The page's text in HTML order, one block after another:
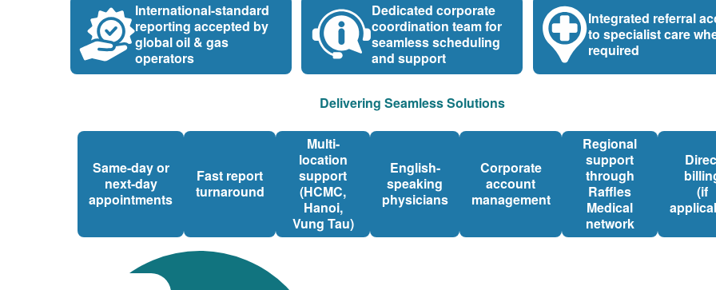
International-standard
reporting accepted by
global oil & gas
operators
Dedicated corporate
coordination team for
seamless scheduling
and support
Integrated referral
to specialist care
required
Delivering Seamless Solutions
Same-day or
next-day
appointments
Fast report
turnaround
Multi-
location
support
(HCMC,
Hanoi,
Vung Tau)
English-
speaking
physicians
Corporate
account
management
Regional
support
through
Raffles
Medical
network
(if